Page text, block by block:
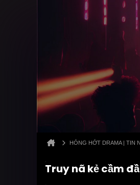
HÓNG HỚT DRAMA | TIN
Truy nã kẻ cầm